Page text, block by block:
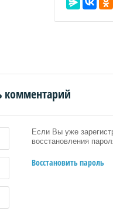
комментарий
Если Вы уже
восстановления
Восстановить пароль